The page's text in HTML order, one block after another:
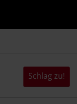
Schlag zu!